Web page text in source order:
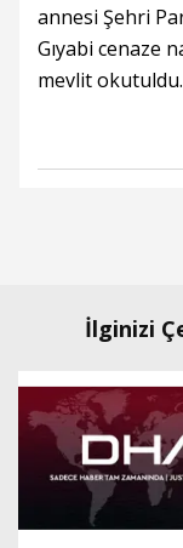
annesi Şehri
Gıyabi cenaze
mevlit
İlginizi